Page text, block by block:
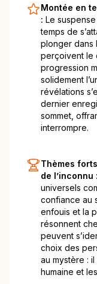
Montée en
: Le
temps de
plonger dans
perçoivent le
progression
solidement
révélations
dernier
sommet,
interrompre.
Thèmes
de l’inconnu :
universels
confiance au
enfouis et la
résonnent
peuvent
choix des
au mystère :
humaine et